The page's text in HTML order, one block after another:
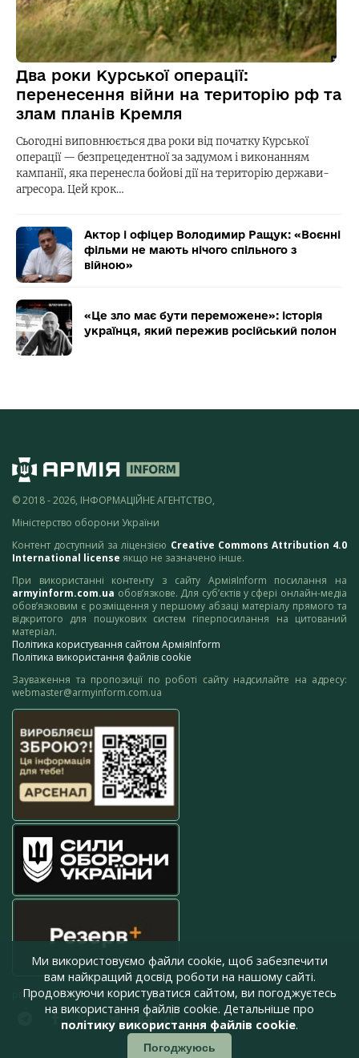
Два роки Курської операції:
перенесення війни на територію рф та
злам планів Кремля
Сьогодні виповнюється два роки від початку Курської
операції — безпрецедентної за задумом і виконанням
кампанії, яка перенесла бойові дії на територію держави-
агресора. Цей крок…
Актор і офіцер Володимир Ращук: «Воєнні
фільми не мають нічого спільного з
війною»
«Це зло має бути переможене»: історія
українця, який пережив російський полон
© 2018 - 2026, ІНФОРМАЦІЙНЕ АГЕНТСТВО,
Міністерство оборони України
Контент доступний за ліцензією Creative Commons Attribution 4.0
International license якщо не зазначено інше.
При використанні контенту з сайту АрміяInform посилання на
armyinform.com.ua обов’язкове. Для суб’єктів у сфері онлайн-медіа
обов’язковим є розміщення у першому абзаці матеріалу прямого та
відкритого для пошукових систем гіперпосилання на цитований
матеріал.
Політика користування сайтом АрміяInform
Політика використання файлів cookie
Зауваження та пропозиції по роботі сайту надсилайте на адресу:
webmaster@armyinform.com.ua
press@armyinform.com.ua
Ми використовуємо файли cookie, щоб забезпечити
вам найкращий досвід роботи на нашому сайті.
Продовжуючи користуватися сайтом, ви погоджуєтесь
на використання файлів cookie. Детальніше про
політику використання файлів cookie.
Погоджуюсь